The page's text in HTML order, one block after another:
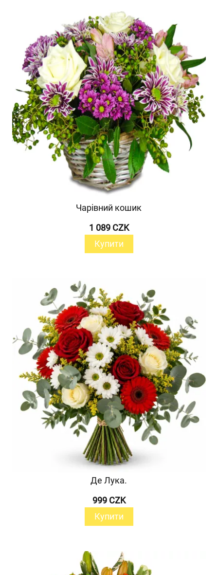
Чарівний кошик
1 089 CZK
Купити
Де Лука.
999 CZK
Купити